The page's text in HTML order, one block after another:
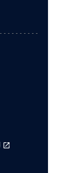
launch